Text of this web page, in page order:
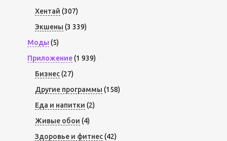
Хентай (307)
Экшены (3 339)
Моды (5)
Приложение(1 939)
Бизнес(27)
Другие программы (158)
Еда и напитки (2)
Живые обои (4)
Здоровье и фитнес(42)